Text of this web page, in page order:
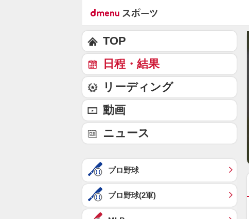
TOP
日程・結果
リーディング
動画
ニュース
プロ野球
プロ野球(2軍)